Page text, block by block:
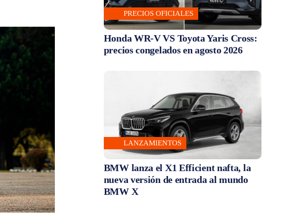
PRECIOS OFICIALES
Honda WR-V VS Toyota Yaris Cross:
precios congelados en agosto 2026
LANZAMIENTOS
BMW lanza el X1 Efficient nafta, la
nueva versión de entrada al mundo
BMW X